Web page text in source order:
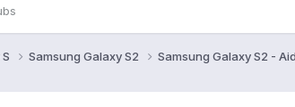
Samsung Galaxy S2 Samsung Galaxy S2 -